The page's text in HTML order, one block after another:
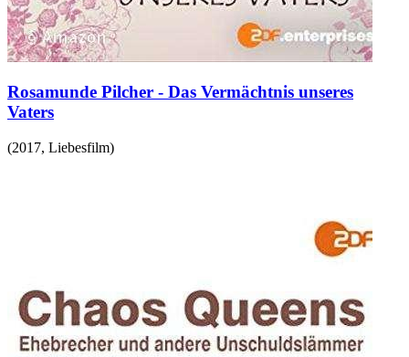
Rosamunde Pilcher - Das Vermächtnis unseres
Vaters
(2017, Liebesfilm)